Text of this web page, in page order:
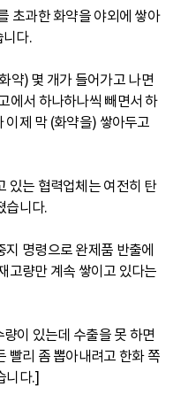
초과한 화약을 야외에 쌓아
니다.
약) 몇 개가 들어가고 나면
에서 하나하나씩 빼면서 하
이제 막 (화약을) 쌓아두고
있는 협력업체는 여전히 탄
습니다.
명령으로 완제품 반출에
고량만 계속 쌓이고 있다는
이 있는데 수출을 못 하면
빨리 좀 뽑아내려고 한화 쪽
니다.]